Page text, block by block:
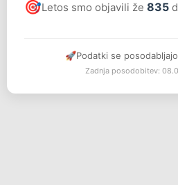
🎯Letos smo objavili že 835
🚀Podatki se
Zadnja posodobitev: